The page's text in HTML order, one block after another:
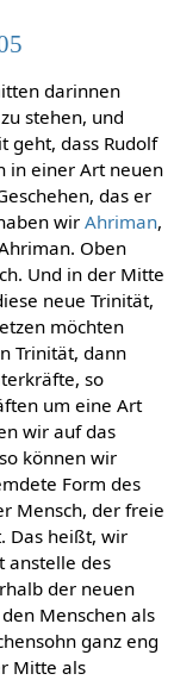
darinnen
stehen, und
geht, dass Rudolf
in einer Art neuen
das er
wir Ahriman,
Oben
Und in der Mitte
neue Trinität,
möchten
Trinität, dann
so
um eine Art
wir auf das
können wir
Form des
Mensch, der freie
Das heißt, wir
anstelle des
der neuen
Menschen als
ganz eng
Mitte als